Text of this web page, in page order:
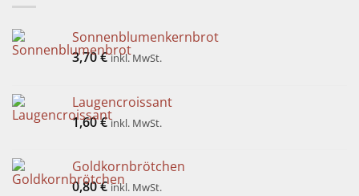
Sonnenblumenkernbrot
3,70€ inkl. MwSt.
Laugencroissant
1,60€ inkl. MwSt.
Goldkornbrötchen
0,80€ inkl. MwSt.